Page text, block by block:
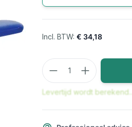
€ 34,18
Aantal
Levertijd wordt berekend...